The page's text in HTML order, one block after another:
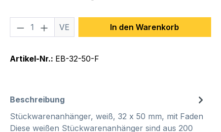
Produkt Anzahl: Gib den
VE In den Warenkorb
Artikel-Nr.: EB-32-50-F
Beschreibung
Stückwarenanhänger, weiß, 32 x 50 mm, mit Faden
Diese weißen Stückwarenanhänger sind aus 200